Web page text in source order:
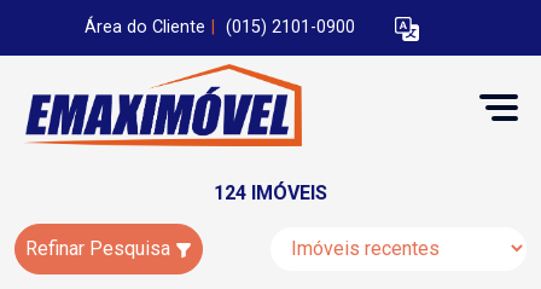
Área do Cliente (015) 2101-0900
124 IMÓVEIS
Refinar Pesquisa